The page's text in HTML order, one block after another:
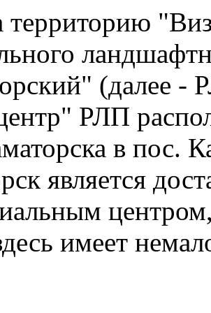
территорию
(далее -
РЛП
в пос.
является
имеет